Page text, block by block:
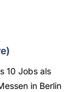
10 Jobs als
in Berlin